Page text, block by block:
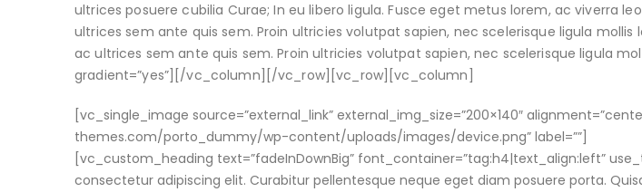
ultrices posuere cubilia Curae; In eu libero ligula. Fusce eget metus lorem, ac viverra
ultrices sem ante quis sem. Proin ultricies volutpat sapien, nec scelerisque ligula
ac ultrices sem ante quis sem. Proin ultricies volutpat sapien, nec scelerisque ligula
gradient=”yes”][/vc_column][/vc_row][vc_row][vc_column]
[vc_single_image source=”external_link” external_img_size=”200×140″
themes.com/porto_dummy/wp-content/uploads/images/device.png” label=””]
[vc_custom_heading text=”fadeInDownBig” font_container=”tag:h4|text_align:left”
consectetur adipiscing elit. Curabitur pellentesque neque eget diam posuere porta.